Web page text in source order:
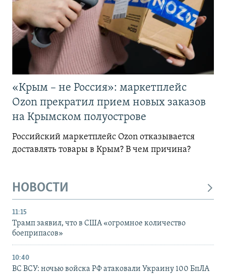
«Крым – не Россия»: маркетплейс
Ozon прекратил прием новых заказов
на Крымском полуострове
Российский маркетплейс Ozon отказывается
доставлять товары в Крым? В чем причина?
НОВОСТИ
11:15
Трамп заявил, что в США «огромное количество
боеприпасов»
10:40
ВС ВСУ: ночью войска РФ атаковали Украину 100 БпЛА